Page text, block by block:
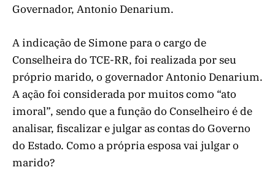
Governador, Antonio Denarium.
A indicação de Simone para o cargo de
Conselheira do TCE-RR, foi realizada por seu
próprio marido, o governador Antonio Denarium.
A ação foi considerada por muitos como “ato
imoral”, sendo que a função do Conselheiro é de
analisar, fiscalizar e julgar as contas do Governo
do Estado. Como a própria esposa vai julgar o
marido?